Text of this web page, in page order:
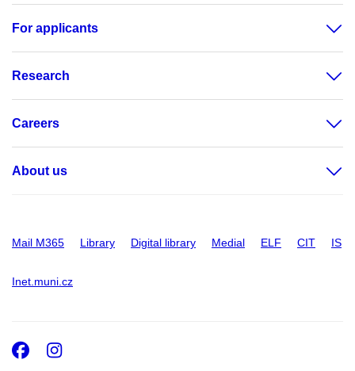
For applicants
Research
Careers
About us
Mail M365 Library Digital library Medial ELF CIT IS
Inet.muni.cz
Facebook
Instagram